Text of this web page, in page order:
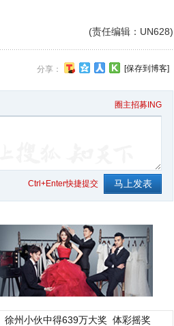
(责任编辑：UN628)
分享： [保存到博客]
圈主招募ING
Ctrl+Enter快捷提交
徐州小伙中得639万大奖 体彩摇奖